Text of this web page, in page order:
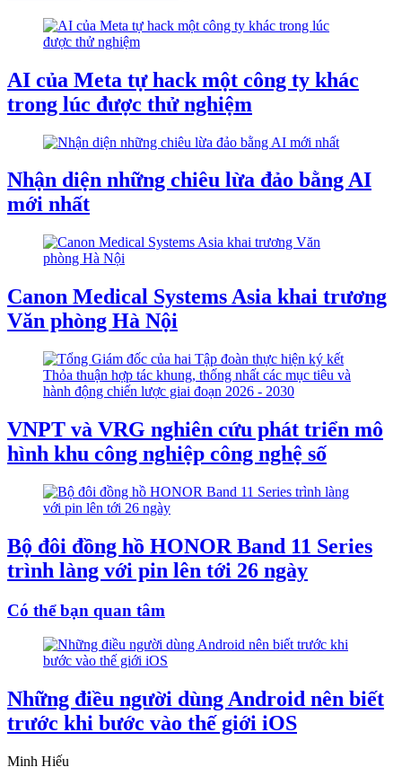
AI của Meta tự hack một công ty khác
trong lúc được thử nghiệm
Nhận diện những chiêu lừa đảo bằng AI
mới nhất
Canon Medical Systems Asia khai trương
Văn phòng Hà Nội
VNPT và VRG nghiên cứu phát triển mô
hình khu công nghiệp công nghệ số
Bộ đôi đồng hồ HONOR Band 11 Series
trình làng với pin lên tới 26 ngày
Có thể bạn quan tâm
Những điều người dùng Android nên biết
trước khi bước vào thế giới iOS
Minh Hiếu